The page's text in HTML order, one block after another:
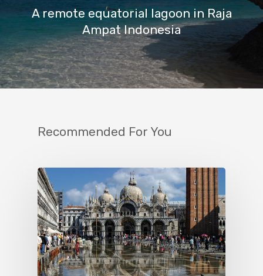
A remote equatorial lagoon in Raja
Ampat Indonesia
Recommended For You